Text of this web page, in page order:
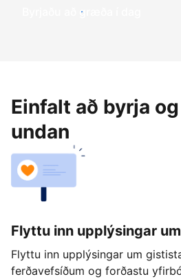
Byrjaðu að græða í dag
Einfalt að byrja
undan
Flyttu inn upplýsingar
Flyttu inn upplýsingar um
ferðavefsíðum og forðastu